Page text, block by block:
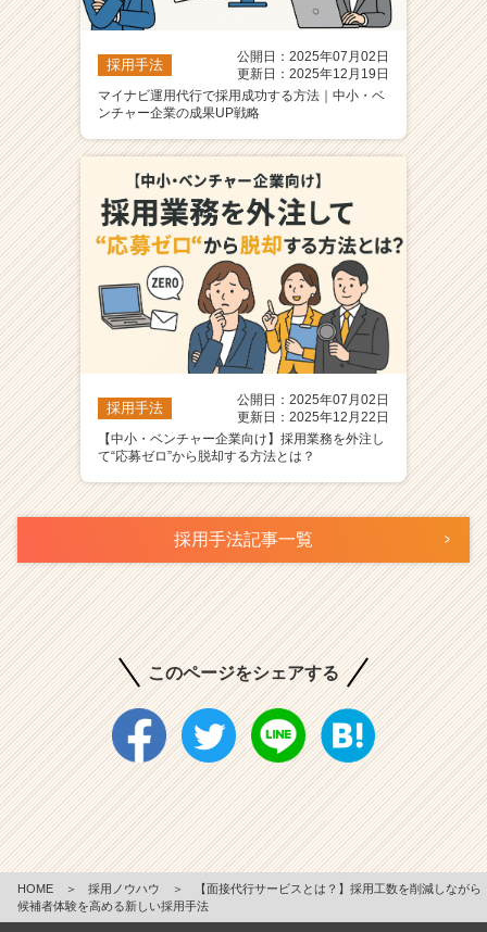
採用手法
公開日：2025年07月02日
更新日：2025年12月19日
マイナビ運用代行で採用成功する方法｜中小・ベ
ンチャー企業の成果UP戦略
採用手法
公開日：2025年07月02日
更新日：2025年12月22日
【中小・ベンチャー企業向け】採用業務を外注し
て“応募ゼロ”から脱却する方法とは？
採用手法記事一覧
このページをシェアする
HOME ＞ 採用ノウハウ ＞
【面接代行サービスとは？】採用工数を削減しながら
候補者体験を高める新しい採用手法